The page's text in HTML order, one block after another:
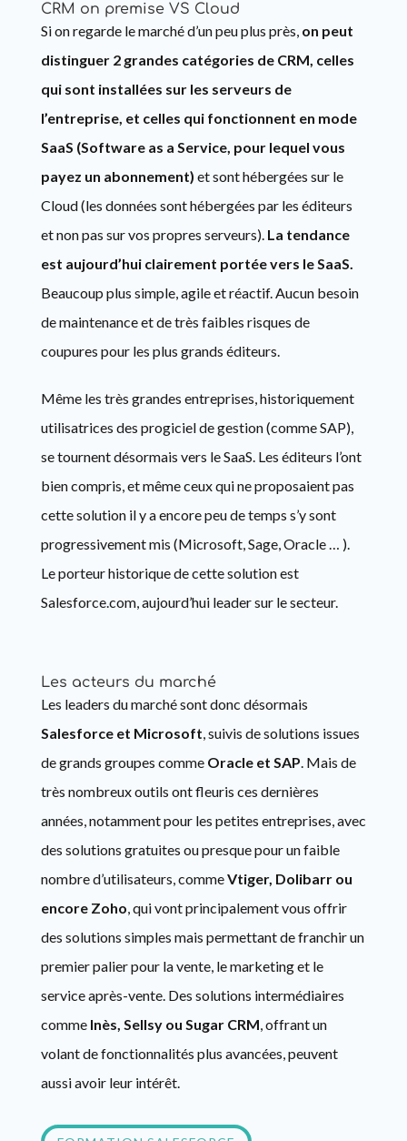
CRM on premise VS Cloud
Si on regarde le marché d’un peu plus près, on peut
distinguer 2 grandes catégories de CRM, celles
qui sont installées sur les serveurs de
l’entreprise, et celles qui fonctionnent en mode
SaaS (Software as a Service, pour lequel vous
payez un abonnement) et sont hébergées sur le
Cloud (les données sont hébergées par les éditeurs
et non pas sur vos propres serveurs). La tendance
est aujourd’hui clairement portée vers le SaaS.
Beaucoup plus simple, agile et réactif. Aucun besoin
de maintenance et de très faibles risques de
coupures pour les plus grands éditeurs.
Même les très grandes entreprises, historiquement
utilisatrices des progiciel de gestion (comme SAP),
se tournent désormais vers le SaaS. Les éditeurs l’ont
bien compris, et même ceux qui ne proposaient pas
cette solution il y a encore peu de temps s’y sont
progressivement mis (Microsoft, Sage, Oracle … ).
Le porteur historique de cette solution est
Salesforce.com, aujourd’hui leader sur le secteur.
Les acteurs du marché
Les leaders du marché sont donc désormais
Salesforce et Microsoft, suivis de solutions issues
de grands groupes comme Oracle et SAP. Mais de
très nombreux outils ont fleuris ces dernières
années, notamment pour les petites entreprises, avec
des solutions gratuites ou presque pour un faible
nombre d’utilisateurs, commeVtiger, Dolibarr ou
encore Zoho, qui vont principalement vous offrir
des solutions simples mais permettant de franchir un
premier palier pour la vente, le marketing et le
service après-vente. Des solutions intermédiaires
comme Inès, Sellsy ou Sugar CRM, offrant un
volant de fonctionnalités plus avancées, peuvent
aussi avoir leur intérêt.